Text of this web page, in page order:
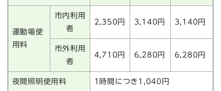
運動場使
用料
市内利用
者
2,350円 3,140円 3,140円
市外利用
者
4,710円 6,280円 6,280円
夜間照明使用料 1時間につき1,040円